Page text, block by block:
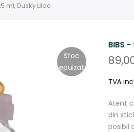
ml, Dusky Lilac
Stoc
epuizat
BIBS
TVA
Atent
din
posibil